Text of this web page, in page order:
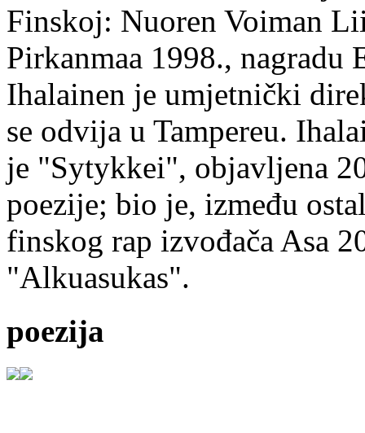
Finskoj: Nuoren Voiman
Pirkanmaa 1998.,
Ihalainen je umjetnički
se odvija u Tampereu.
je "Sytykkei", objavljena
poezije; bio je, između
finskog rap izvođača Asa
"Alkuasukas".
poezija